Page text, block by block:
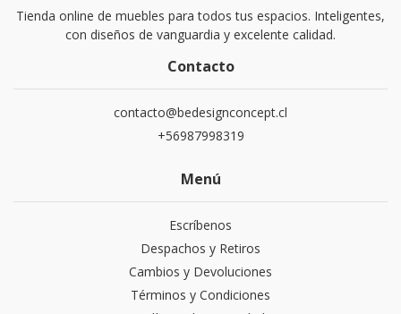
Tienda online de muebles para todos tus espacios. Inteligentes,
con diseños de vanguardia y excelente calidad.
Contacto
contacto@bedesignconcept.cl
+56987998319
Menú
Escríbenos
Despachos y Retiros
Cambios y Devoluciones
Términos y Condiciones